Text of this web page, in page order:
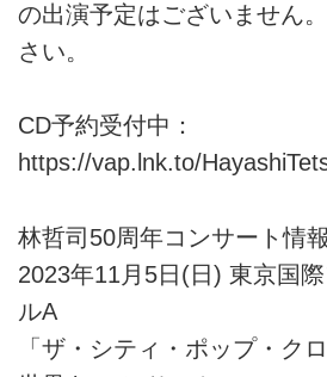
の出演予定はございません
さい。
CD予約受付中：
https://vap.lnk.to/
林哲司50周年コンサート情報
2023年11月5日(日) 東京国
ルA
「ザ・シティ・ポップ・ク